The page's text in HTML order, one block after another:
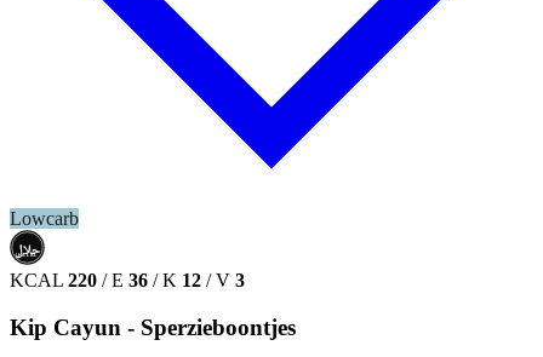
Lowcarb
حلال
HALAL
KCAL 220 / E 36 / K 12 / V 3
Kip Cayun - Sperzieboontjes